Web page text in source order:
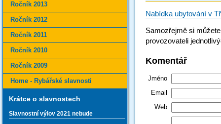
Nabídka ubytování v
Samozřejmě si
provozovateli
Komentář
Jméno
Email
Web
Ročník 2013
Ročník 2012
Ročník 2011
Ročník 2010
Ročník 2009
Home - Rybářské slavnosti
Krátce o slavnostech
Slavnostní výlov 2021 nebude